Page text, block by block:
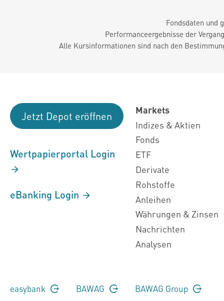
Fondsdaten und
Performanceergebnisse der
Alle Kursinformationen sind nach den
Jetzt Depot eröffnen
Wertpapierportal Login
eBanking Login
Markets
Indizes & Aktien
Fonds
ETF
Derivate
Rohstoffe
Anleihen
Währungen & Zinsen
Nachrichten
Analysen
easybank BAWAG BAWAG Group